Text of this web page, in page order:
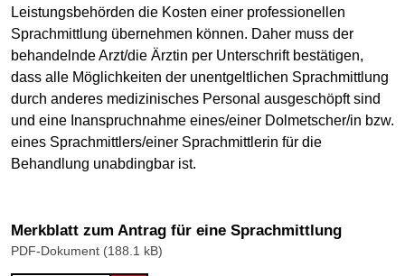
Leistungsbehörden die Kosten einer professionellen
Sprachmittlung übernehmen können. Daher muss der
behandelnde Arzt/die Ärztin per Unterschrift bestätigen,
dass alle Möglichkeiten der unentgeltlichen Sprachmittlung
durch anderes medizinisches Personal ausgeschöpft sind
und eine Inanspruchnahme eines/einer Dolmetscher/in bzw.
eines Sprachmittlers/einer Sprachmittlerin für die
Behandlung unabdingbar ist.
Merkblatt zum Antrag für eine Sprachmittlung
PDF-Dokument (188.1 kB)